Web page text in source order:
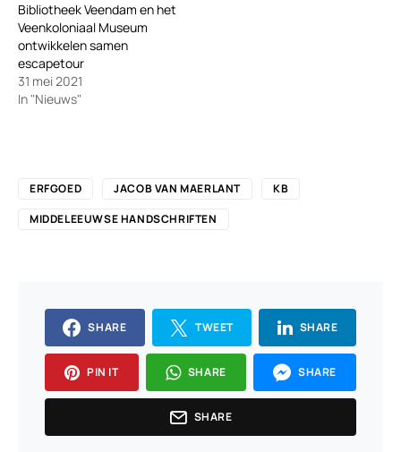
Bibliotheek Veendam en het
Veenkoloniaal Museum
ontwikkelen samen
escapetour
31 mei 2021
In "Nieuws"
ERFGOED JACOB VAN MAERLANT
KB
MIDDELEEUWSE HANDSCHRIFTEN
SHARE TWEET SHARE
PIN IT SHARE SHARE
SHARE